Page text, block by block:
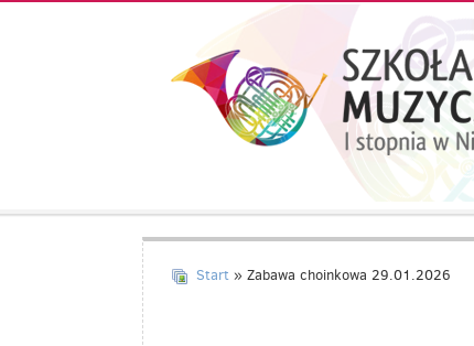
Start » Zabawa choinkowa 29.01.2026